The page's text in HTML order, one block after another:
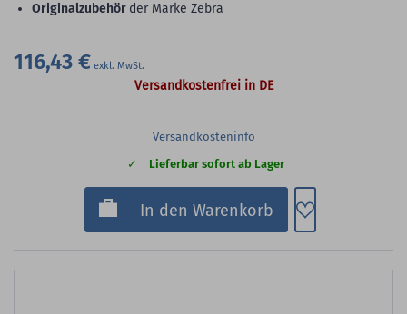
Originalzubehör der Marke Zebra
116,43 €
Versandkostenfrei in DE
Versandkosteninfo
Lieferbar sofort ab Lager
In den Warenkorb Zum